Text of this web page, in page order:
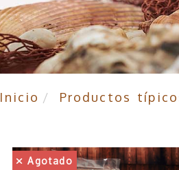
Inicio Productos
Agotado